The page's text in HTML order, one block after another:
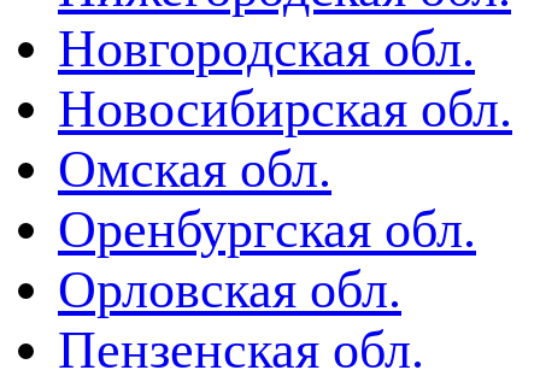
Новгородская обл.
Новосибирская обл.
Омская обл.
Оренбургская обл.
Орловская обл.
Пензенская обл.